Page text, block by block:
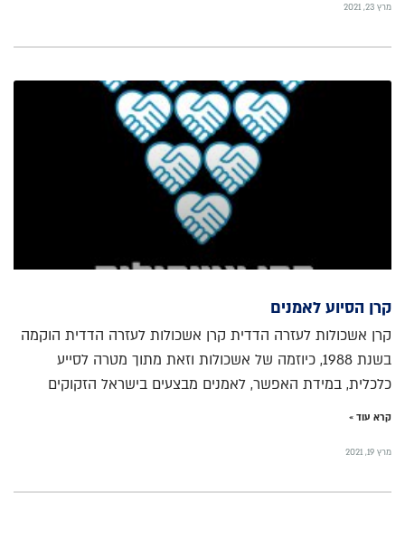
מרץ 23, 2021
קרן הסיוע לאמנים
קרן אשכולות לעזרה הדדית קרן אשכולות לעזרה הדדית הוקמה
בשנת 1988, כיוזמה של אשכולות וזאת מתוך מטרה לסייע
כלכלית, במידת האפשר, לאמנים מבצעים בישראל הזקוקים
קרא עוד »
מרץ 19, 2021